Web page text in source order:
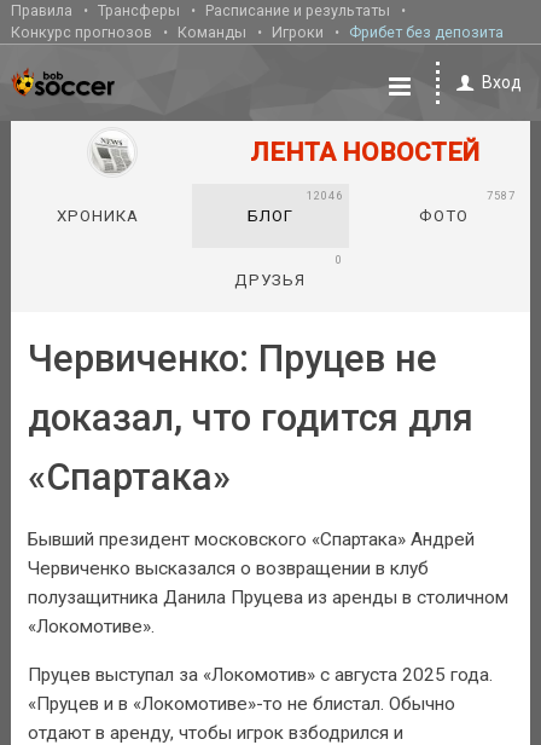
Правила Трансферы
Расписание и результаты
Конкурс прогнозов
Команды Игроки Фрибет без депозита
Вход
ЛЕНТА НОВОСТЕЙ
ХРОНИКА БЛОГ
12046
ФОТО
7587
ДРУЗЬЯ
0
Червиченко: Пруцев не
доказал, что годится для
«Спартака»
Бывший президент московского «Спартака» Андрей
Червиченко высказался о возвращении в клуб
полузащитника Данила Пруцева из аренды в столичном
«Локомотиве».
Пруцев выступал за «Локомотив» с августа 2025 года.
«Пруцев и в «Локомотиве»-то не блистал. Обычно
отдают в аренду, чтобы игрок взбодрился и